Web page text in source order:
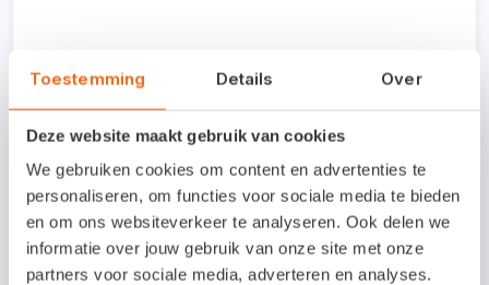
Toestemming Details Over
Deze website maakt gebruik van cookies
We gebruiken cookies om content en advertenties te
personaliseren, om functies voor sociale media te bieden
en om ons websiteverkeer te analyseren. Ook delen we
informatie over jouw gebruik van onze site met onze
partners voor sociale media, adverteren en analyses.
BTW-aangifte
In de BTW-aangifte details en afdruk
wordt nu het nieuwe IBAN-nummer van
de Belastingdienst getoond.